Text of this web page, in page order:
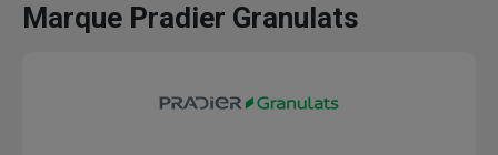
Marque Pradier Granulats